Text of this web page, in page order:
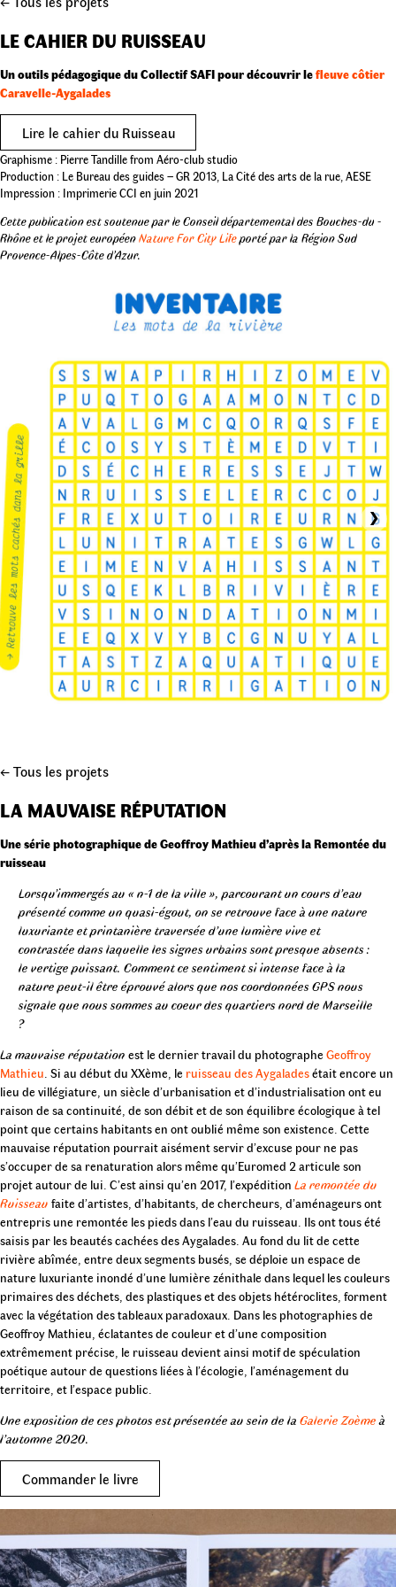
LE CAHIER DU RUISSEAU
Un outils pédagogique du Collectif SAFI pour découvrir lefleuve côtier
Caravelle-Aygalades
Lire le cahier du Ruisseau
Graphisme : Pierre Tandille from Aéro-club studio
Production : Le Bureau des guides – GR 2013, La Cité des arts de la rue, AESE
Impression : Imprimerie CCI en juin 2021
Cette publication est soutenue par le Conseil départemental des Bouches-du -
Rhône et le projet européenNature For City Lifeporté par la Région Sud
Provence-Alpes-Côte d’Azur.
›
← Tous les projets
LA MAUVAISE RÉPUTATION
Une série photographique de Geoffroy Mathieu d’après la Remontée du
ruisseau
Lorsqu’immergés au « n-1 de la ville », parcourant un cours d’eau
présenté comme un quasi-égout, on se retrouve face à une nature
luxuriante et printanière traversée d’une lumière vive et
contrastée dans laquelle les signes urbains sont presque absents :
le vertige puissant. Comment ce sentiment si intense face à la
nature peut-il être éprouvé alors que nos coordonnées GPS nous
signale que nous sommes au coeur des quartiers nord de Marseille
?
La mauvaise réputation est le dernier travail du photographe Geoffroy
Mathieu. Si au début du XXème, le ruisseau des Aygaladesétait encore un
lieu de villégiature, un siècle d’urbanisation et d’industrialisation ont eu
raison de sa continuité, de son débit et de son équilibre écologique à tel
point que certains habitants en ont oublié même son existence. Cette
mauvaise réputation pourrait aisément servir d’excuse pour ne pas
s’occuper de sa renaturation alors même qu’Euromed 2 articule son
projet autour de lui. C’est ainsi qu’en 2017, l’expédition La remontée du
Ruisseau faite d’artistes, d’habitants, de chercheurs, d’aménageurs ont
entrepris une remontée les pieds dans l’eau du ruisseau. Ils ont tous été
saisis par les beautés cachées des Aygalades. Au fond du lit de cette
rivière abîmée, entre deux segments busés, se déploie un espace de
nature luxuriante inondé d’une lumière zénithale dans lequel les couleurs
primaires des déchets, des plastiques et des objets hétéroclites, forment
avec la végétation des tableaux paradoxaux. Dans les photographies de
Geoffroy Mathieu, éclatantes de couleur et d’une composition
extrêmement précise, le ruisseau devient ainsi motif de spéculation
poétique autour de questions liées à l’écologie, l’aménagement du
territoire, et l’espace public.
Une exposition de ces photos est présentée au sein de la Galerie Zoèmeà
l’automne 2020.
Commander le livre